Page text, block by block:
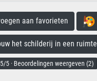
aan favorieten
het schilderij in een ruimte
5/5 · Beoordelingen weergeven (2)